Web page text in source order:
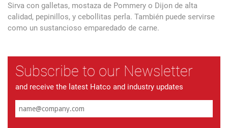
Sirva con galletas, mostaza de Pommery o Dijon de alta
calidad, pepinillos, y cebollitas perla. También puede servirse
como un sustancioso emparedado de carne.
Subscribe to our Newsletter
and receive the latest Hatco and industry updates